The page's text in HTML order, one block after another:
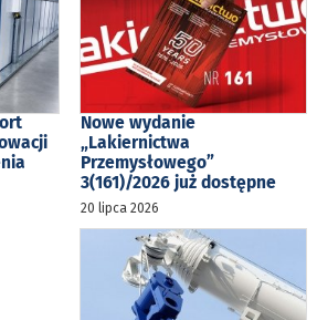
Nowe wydanie
„Lakiernictwa
Przemysłowego”
3(161)/2026 już dostępne
20 lipca 2026